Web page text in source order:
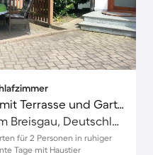
Gemütliches Apartment mit Terrasse und Garten | Hunde erlaubt
Munzingen, Freiburg im Breisgau, Deutschland
für 2 Personen in ruhiger
Tage mit Haustier